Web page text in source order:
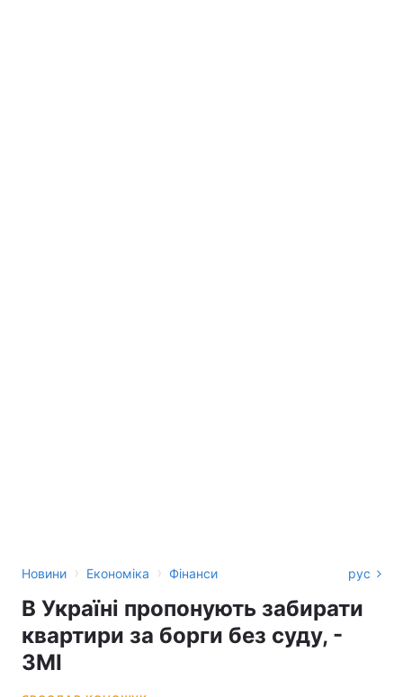
Новини › Економіка › Фінанси рус
В Україні пропонують забирати
квартири за борги без суду, -
ЗМІ